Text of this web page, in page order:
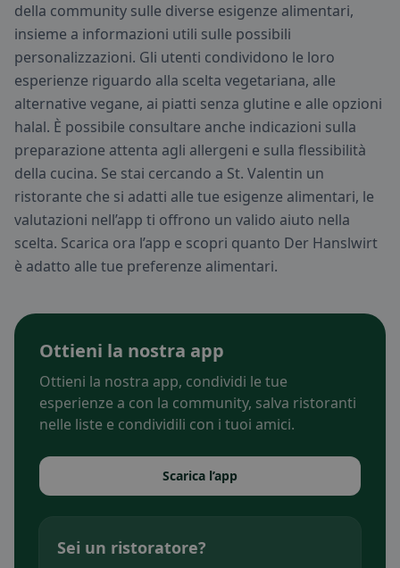
della community sulle diverse esigenze alimentari,
insieme a informazioni utili sulle possibili
personalizzazioni. Gli utenti condividono le loro
esperienze riguardo alla scelta vegetariana, alle
alternative vegane, ai piatti senza glutine e alle opzioni
halal. È possibile consultare anche indicazioni sulla
preparazione attenta agli allergeni e sulla flessibilità
della cucina. Se stai cercando a St. Valentin un
ristorante che si adatti alle tue esigenze alimentari, le
valutazioni nell’app ti offrono un valido aiuto nella
scelta. Scarica ora l’app e scopri quanto Der Hanslwirt
è adatto alle tue preferenze alimentari.
Ottieni la nostra app
Ottieni la nostra app, condividi le tue
esperienze a con la community, salva ristoranti
nelle liste e condividili con i tuoi amici.
Scarica l’app
Sei un ristoratore?